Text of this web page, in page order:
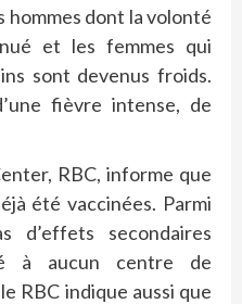
hommes dont la volonté
et les femmes qui
sont devenus froids.
fièvre intense, de
RBC, informe que
été vaccinées. Parmi
d’effets secondaires
à aucun centre de
RBC indique aussi que